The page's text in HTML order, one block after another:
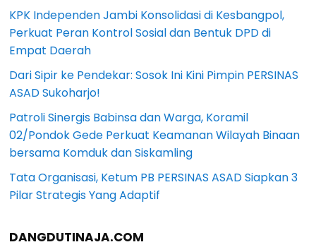
KPK Independen Jambi Konsolidasi di Kesbangpol,
Perkuat Peran Kontrol Sosial dan Bentuk DPD di
Empat Daerah
Dari Sipir ke Pendekar: Sosok Ini Kini Pimpin PERSINAS
ASAD Sukoharjo!
Patroli Sinergis Babinsa dan Warga, Koramil
02/Pondok Gede Perkuat Keamanan Wilayah Binaan
bersama Komduk dan Siskamling
Tata Organisasi, Ketum PB PERSINAS ASAD Siapkan 3
Pilar Strategis Yang Adaptif
DANGDUTINAJA.COM